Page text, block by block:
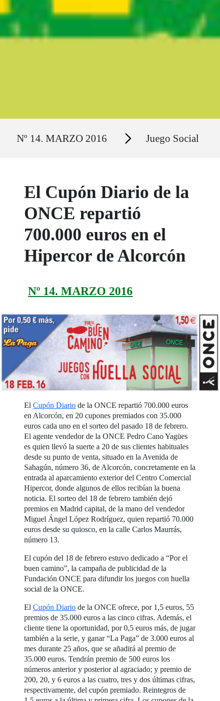
Nº 14. MARZO 2016 Secciones Juego Social
El Cupón Diario de la
ONCE repartió
700.000 euros en el
Hipercor de Alcorcón
Nº 14. MARZO 2016
ElCupón Diario de la ONCE repartió 700.000 euros
en Alcorcón, en 20 cupones premiados con 35.000
euros cada uno en el sorteo del pasado 18 de febrero.
El agente vendedor de la ONCE Pedro Cano Yagües
es quien llevó la suerte a 20 de sus clientes habituales
desde su punto de venta, situado en la Avenida de
Sahagún, número 36, de Alcorcón, concretamente en la
entrada al aparcamiento exterior del Centro Comercial
Hipercor, donde algunos de ellos recibían la buena
noticia. El sorteo del 18 de febrero también dejó
premios en Madrid capital, de la mano del vendedor
Miguel Ángel López Rodríguez, quien repartió 70.000
euros desde su quiosco, en la calle Carlos Maurrás,
número 13.
El cupón del 18 de febrero estuvo dedicado a “Por el
buen camino”, la campaña de publicidad de la
Fundación ONCE para difundir los juegos con huella
social de la ONCE.
ElCupón Diario de la ONCE ofrece, por 1,5 euros, 55
premios de 35.000 euros a las cinco cifras. Además, el
cliente tiene la oportunidad, por 0,5 euros más, de jugar
también a la serie, y ganar “La Paga” de 3.000 euros al
mes durante 25 años, que se añadirá al premio de
35.000 euros. Tendrán premio de 500 euros los
números anterior y posterior al agraciado; y premio de
200, 20, y 6 euros a las cuatro, tres y dos últimas cifras,
respectivamente, del cupón premiado. Reintegros de